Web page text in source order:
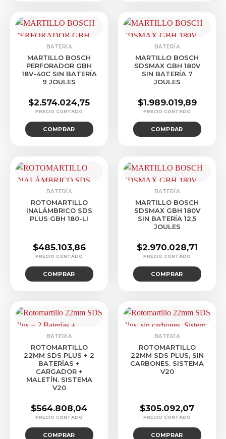
BATERÍA
MARTILLO BOSCH
PERFORADOR GBH
18V-40C SIN BATERÍA
9 JOULES
$2.574.024,75
COMPRAR
BATERÍA
MARTILLO BOSCH
SDSMAX GBH 180V
SIN BATERÍA 7
JOULES
$1.989.019,89
COMPRAR
BATERÍA
ROTOMARTILLO
INALÁMBRICO SDS
PLUS GBH 180-LI
$485.103,86
COMPRAR
BATERÍA
MARTILLO BOSCH
SDSMAX GBH 180V
SIN BATERÍA 12,5
JOULES
$2.970.028,71
COMPRAR
BATERÍA
ROTOMARTILLO
22MM SDS PLUS + 2
BATERÍAS +
CARGADOR +
MALETÍN. SISTEMA
V20
$564.808,04
COMPRAR
BATERÍA
ROTOMARTILLO
22MM SDS PLUS, SIN
CARBONES. SISTEMA
V20
$305.092,07
COMPRAR